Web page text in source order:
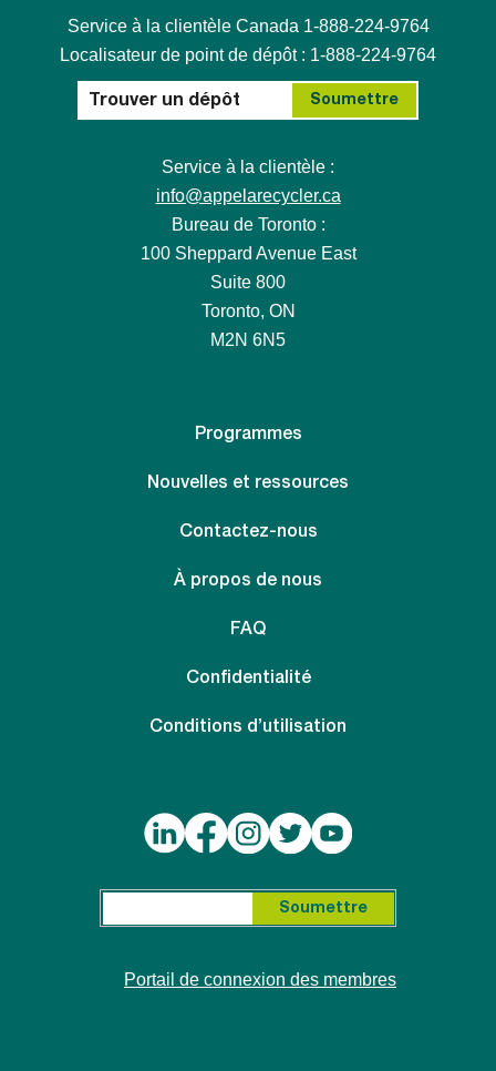
Service à la clientèle Canada 1-888-224-9764
Localisateur de point de dépôt : 1-888-224-9764
Service à la clientèle :
info@appelarecycler.ca
Bureau de Toronto :
100 Sheppard Avenue East
Suite 800
Toronto, ON
M2N 6N5
Programmes
Nouvelles et ressources
Contactez-nous
À propos de nous
FAQ
Confidentialité
Conditions d’utilisation
Soumettre
Portail de connexion des membres